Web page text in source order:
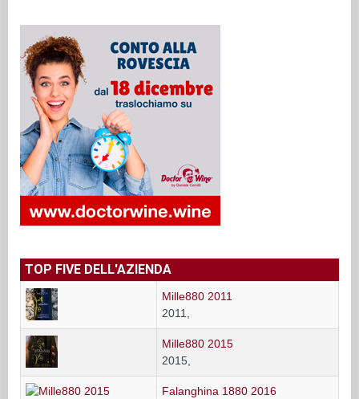
TOP FIVE DELL'AZIENDA
Mille880 2011
2011,
Mille880 2015
2015,
Falanghina 1880 2016